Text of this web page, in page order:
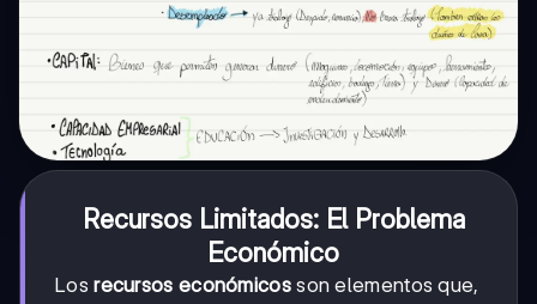
Recursos Limitados: El Problema
Económico
Losrecursos económicosson elementos que,